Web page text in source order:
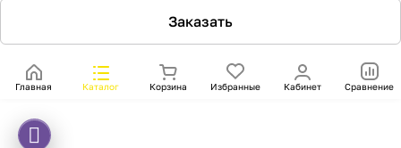
Заказать
Главная Каталог Корзина Избранные Кабинет Сравнение